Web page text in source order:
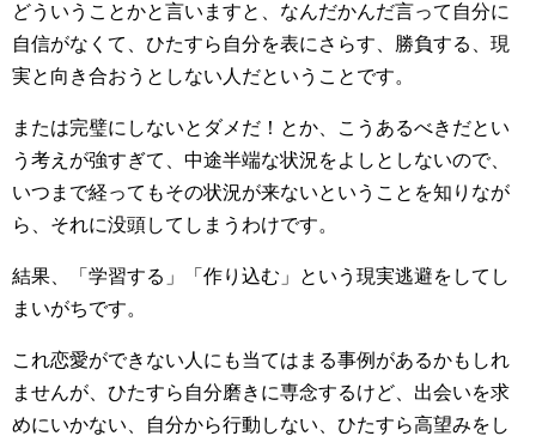
どういうことかと言いますと、なんだかんだ言って自分に
自信がなくて、ひたすら自分を表にさらす、勝負する、現
実と向き合おうとしない人だということです。
または完璧にしないとダメだ！とか、こうあるべきだとい
う考えが強すぎて、中途半端な状況をよしとしないので、
いつまで経ってもその状況が来ないということを知りなが
ら、それに没頭してしまうわけです。
結果、「学習する」「作り込む」という現実逃避をしてし
まいがちです。
これ恋愛ができない人にも当てはまる事例があるかもしれ
ませんが、ひたすら自分磨きに専念するけど、出会いを求
めにいかない、自分から行動しない、ひたすら高望みをし